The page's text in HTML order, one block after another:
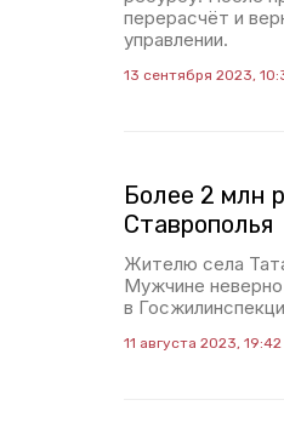
перерасчёт и
управлении.
13 сентября 2023,
Более 2 млн
Ставрополья
Жителю села
Мужчине неверно
в
11 августа 2023, 19:42